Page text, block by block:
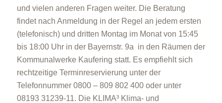
und vielen anderen Fragen weiter. Die Beratung
findet nach Anmeldung in der Regel an jedem ersten
(telefonisch) und dritten Montag im Monat von 15:45
bis 18:00 Uhr in der Bayernstr. 9a in den Räumen der
Kommunalwerke Kaufering statt. Es empfiehlt sich
rechtzeitige Terminreservierung unter der
Telefonnummer 0800 – 809 802 400 oder unter
08193 31239-11. Die KLIMA³ Klima- und